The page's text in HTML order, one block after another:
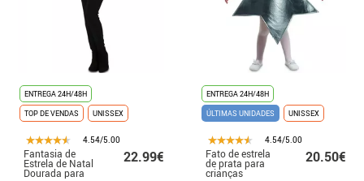
ENTREGA 24H/48H
TOP DE VENDAS
UNISSEX
4.54/5.00
Fantasia de
Estrela de Natal
Dourada para
22.99€
ENTREGA 24H/48H
ÚLTIMAS UNIDADES
UNISSEX
4.54/5.00
Fato de estrela
de prata para
crianças
20.50€